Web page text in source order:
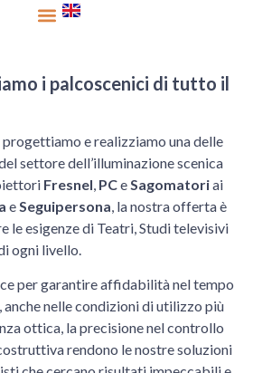
i palcoscenici di tutto il
progettiamo e realizziamo una delle
settore dell’illuminazione scenica
Fresnel PCe Sagomatoriai
e Seguipersona , la nostra offerta è
le esigenze di Teatri, Studi televisivi
ogni livello.
per garantire affidabilità nel tempo
nelle condizioni di utilizzo più
ottica, la precisione nel controllo
rendono le nostre soluzioni